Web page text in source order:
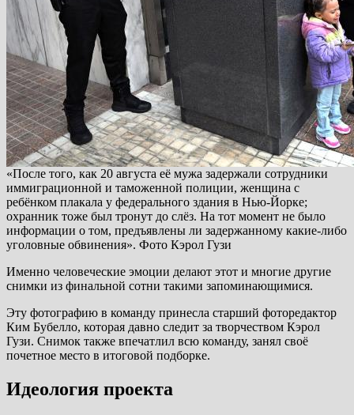
«После того, как 20 августа её мужа задержали сотрудники
иммиграционной и таможенной полиции, женщина с
ребёнком плакала у федерального здания в Нью-Йорке;
охранник тоже был тронут до слёз. На тот момент не было
информации о том, предъявлены ли задержанному какие-либо
уголовные обвинения». Фото Кэрол Гузи
Именно человеческие эмоции делают этот и многие другие
снимки из финальной сотни такими запоминающимися.
Эту фотографию в команду принесла старший фоторедактор
Ким Бубелло, которая давно следит за творчеством Кэрол
Гузи. Снимок также впечатлил всю команду, занял своё
почетное место в итоговой подборке.
Идеология проекта